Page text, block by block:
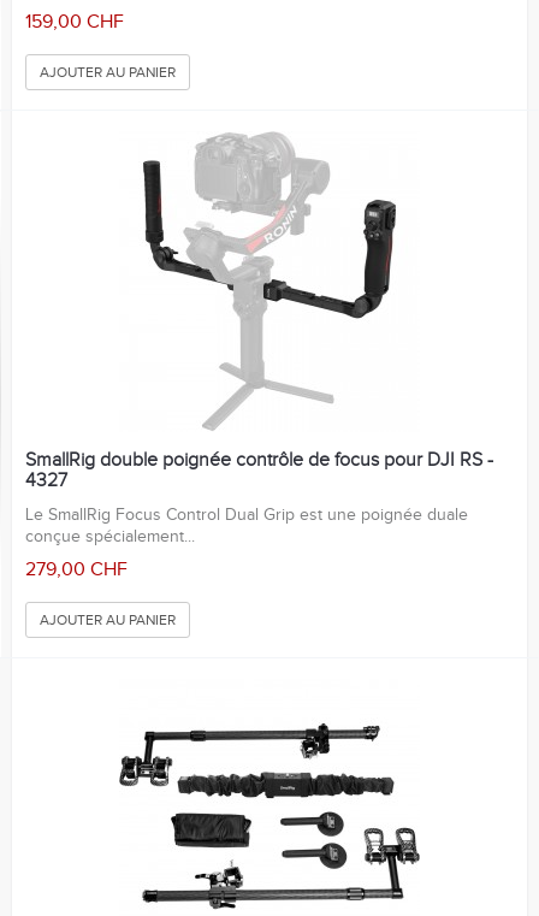
159,00 CHF
AJOUTER AU PANIER
SmallRig double poignée contrôle de focus pour DJI RS -
4327
Le SmallRig Focus Control Dual Grip est une poignée duale
conçue spécialement...
279,00 CHF
AJOUTER AU PANIER